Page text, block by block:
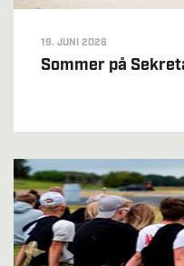
19. JUNI 2026
Sommer på